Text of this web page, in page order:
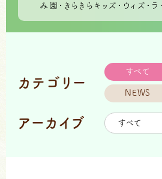
み園・きらきらキッズ・ウィズ
カテゴリー
すべて
NEWS
アーカイブ